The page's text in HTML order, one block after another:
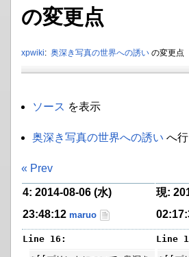
の変更点
xpwiki: 奥深き写真の世界への誘い の変更点
ソース を表示
奥深き写真の世界への誘い へ行
« Prev
4: 2014-08-06 (水)
23:48:12 maruo
現:
Line 16:
Line